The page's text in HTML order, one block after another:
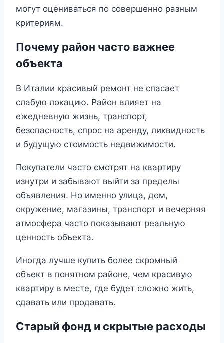
могут оцениваться по совершенно разным
критериям.
Почему район часто важнее
объекта
В Италии красивый ремонт не спасает
слабую локацию. Район влияет на
ежедневную жизнь, транспорт,
безопасность, спрос на аренду, ликвидность
и будущую стоимость недвижимости.
Покупатели часто смотрят на квартиру
изнутри и забывают выйти за пределы
объявления. Но именно улица, дом,
окружение, магазины, транспорт и вечерняя
атмосфера часто показывают реальную
ценность объекта.
Иногда лучше купить более скромный
объект в понятном районе, чем красивую
квартиру в месте, где будет сложно жить,
сдавать или продавать.
Старый фонд и скрытые расходы